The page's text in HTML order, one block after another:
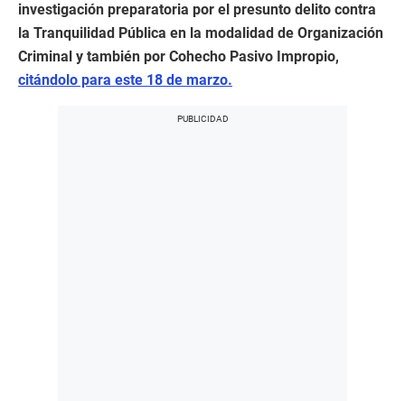
investigación preparatoria por el presunto delito contra
la Tranquilidad Pública en la modalidad de Organización
Criminal y también por Cohecho Pasivo Impropio,
citándolo para este 18 de marzo.